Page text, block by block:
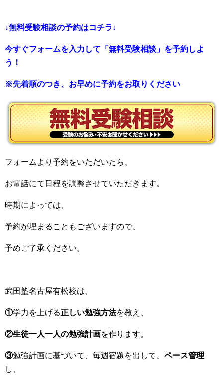
↓無料受験相談の予約はコチラ↓
今すぐフォームを入力して「無料受験相談」を予約しよ
う！
※先着順のつき、お早めに予約をお取りください
フォームより予約をいただいたら、
お電話にて日程を調整させていただきます。
時期によっては、
予約が埋まることもございますので、
予めご了承ください。
武田塾名古屋有松校は、
①学力を上げる正しい勉強方法を教え、
②生徒一人一人の勉強計画を作ります。
③勉強計画に基づいて、毎週宿題を出して、 ペース管理
し、